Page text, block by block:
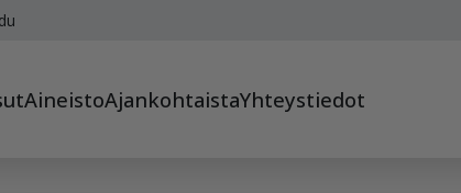
AineistoAjankohtaistaYhteystiedot